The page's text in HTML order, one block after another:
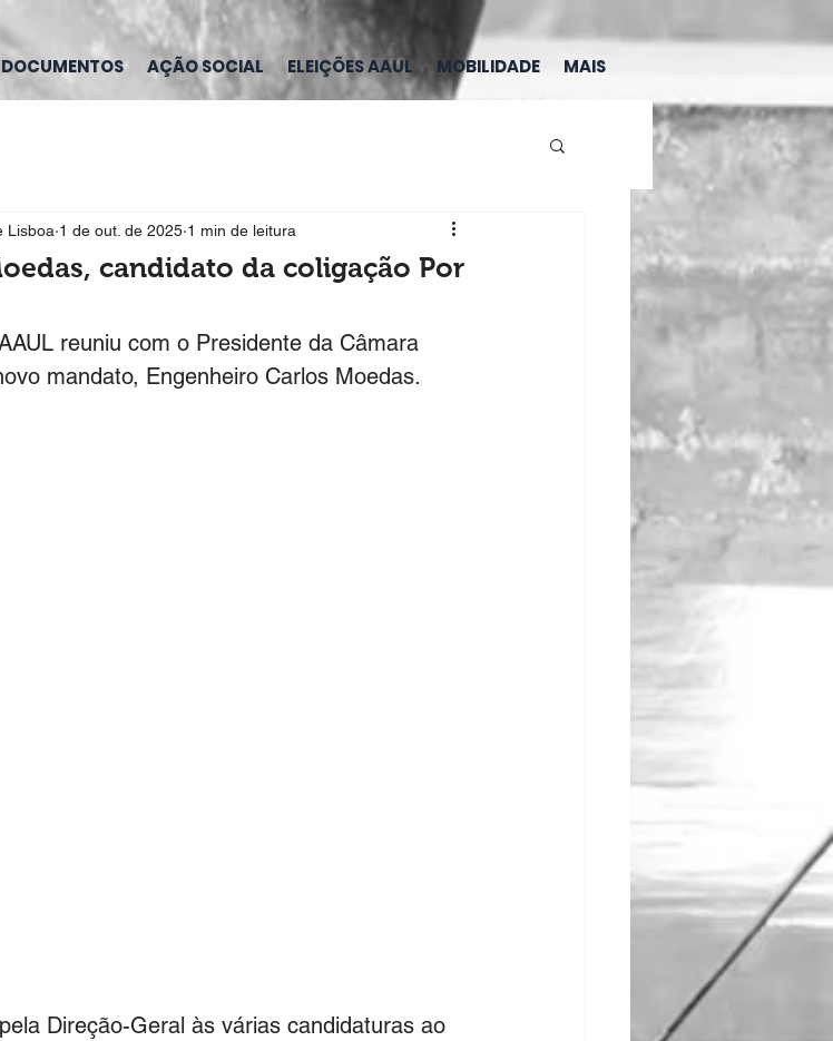
DOCUMENTOS AÇÃO SOCIAL ELEIÇÕES AAUL MOBILIDADE MAIS
candidato da coligação Por
Lisboa 1 de out. de 2025 1 min de leitura
reuniu com o Presidente da Câmara
mandato, Engenheiro Carlos Moedas.
Direção-Geral às várias candidaturas ao